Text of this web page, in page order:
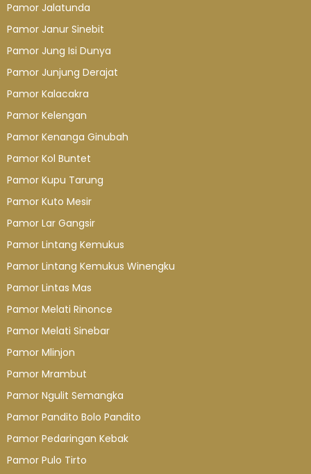
Pamor Jalatunda
Pamor Janur Sinebit
Pamor Jung Isi Dunya
Pamor Junjung Derajat
Pamor Kalacakra
Pamor Kelengan
Pamor Kenanga Ginubah
Pamor Kol Buntet
Pamor Kupu Tarung
Pamor Kuto Mesir
Pamor Lar Gangsir
Pamor Lintang Kemukus
Pamor Lintang Kemukus Winengku
Pamor Lintas Mas
Pamor Melati Rinonce
Pamor Melati Sinebar
Pamor Mlinjon
Pamor Mrambut
Pamor Ngulit Semangka
Pamor Pandito Bolo Pandito
Pamor Pedaringan Kebak
Pamor Pulo Tirto